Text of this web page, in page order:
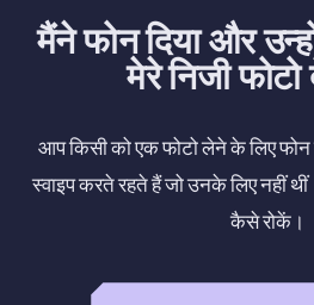
मैंने फोन दिया और
मेरे निजी
आप किसी को एक फोटो लेने के लिए
स्वाइप करते रहते हैं जो उनके लिए नहीं
कैसे रोकें।